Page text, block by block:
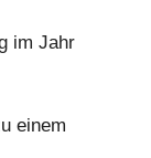
im Jahr
einem